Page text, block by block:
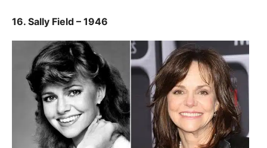
16. Sally Field – 1946